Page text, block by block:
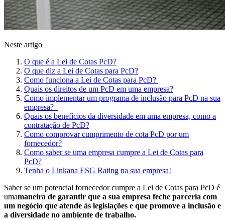
Neste artigo
O que é a Lei de Cotas PcD?
O que diz a Lei de Cotas para PcD?
Como funciona a Lei de Cotas para PcD?
Quais os direitos de um PcD em uma empresa?
Como implementar um programa de inclusão para PcD na sua
empresa?
Quais os benefícios da diversidade em uma empresa, como a
contratação de PcD?
Como comprovar cumprimento de cota PcD por um
fornecedor?
Como saber se uma empresa cumpre a Lei de Cotas para
PcD?
Tenha o Linkana ESG Rating na sua empresa!
Saber se um potencial fornecedor cumpre a Lei de Cotas para PcD é
umamaneira de garantir que a sua empresa feche parceria com
um negócio que atende às legislações e que promove a inclusão e
a diversidade no ambiente de trabalho.